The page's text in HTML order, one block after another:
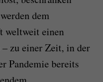
dem
weltweit einen
– zu einer Zeit, in der
Pandemie bereits